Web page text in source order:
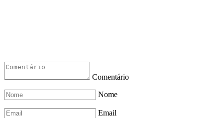
Comentário
Nome
Email